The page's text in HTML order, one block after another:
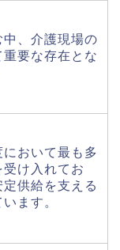
、介護現場の
要な存在とな
おいて最も多
受け入れてお
定供給を支える
ます。